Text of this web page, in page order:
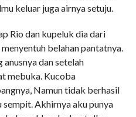
keluar juga airnya setuju.
Rio dan kupeluk dia dari
belahan pantatnya.
dan setelah
mebuka. Kucoba
Namun tidak berhasil
Akhirnya aku punya